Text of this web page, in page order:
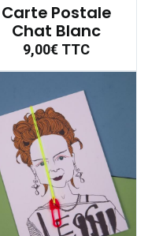
Carte Postale
Chat Blanc
9,00€TTC